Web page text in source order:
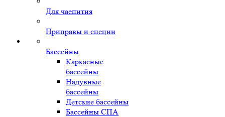
Для чаепития
Приправы и специи
Бассейны
Каркасные
бассейны
Надувные
бассейны
Детские бассейны
Бассейны СПА